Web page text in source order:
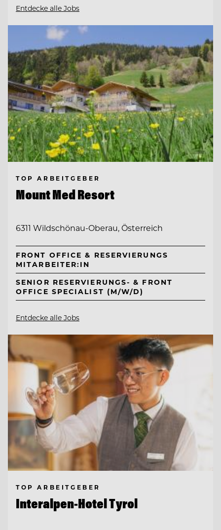
Entdecke alle Jobs
TOP ARBEITGEBER
Mount Med Resort
6311 Wildschönau-Oberau, Österreich
FRONT OFFICE & RESERVIERUNGS
MITARBEITER:IN
SENIOR RESERVIERUNGS- & FRONT
OFFICE SPECIALIST (M/W/D)
Entdecke alle Jobs
TOP ARBEITGEBER
Interalpen-Hotel Tyrol